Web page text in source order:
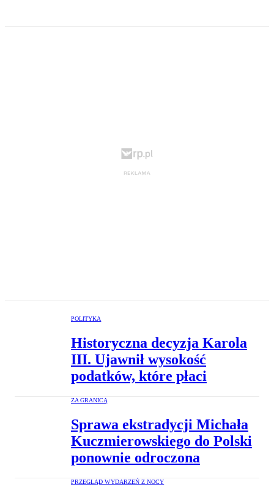
POLITYKA
Historyczna decyzja Karola
III. Ujawnił wysokość
podatków, które płaci
ZA GRANICĄ
Sprawa ekstradycji Michała
Kuczmierowskiego do Polski
ponownie odroczona
PRZEGLĄD WYDARZEŃ Z NOCY